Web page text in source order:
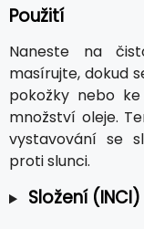
Použití
Naneste na
masírujte, dokud
pokožky nebo
množství oleje.
vystavování se
proti slunci.
Složení (INCI)